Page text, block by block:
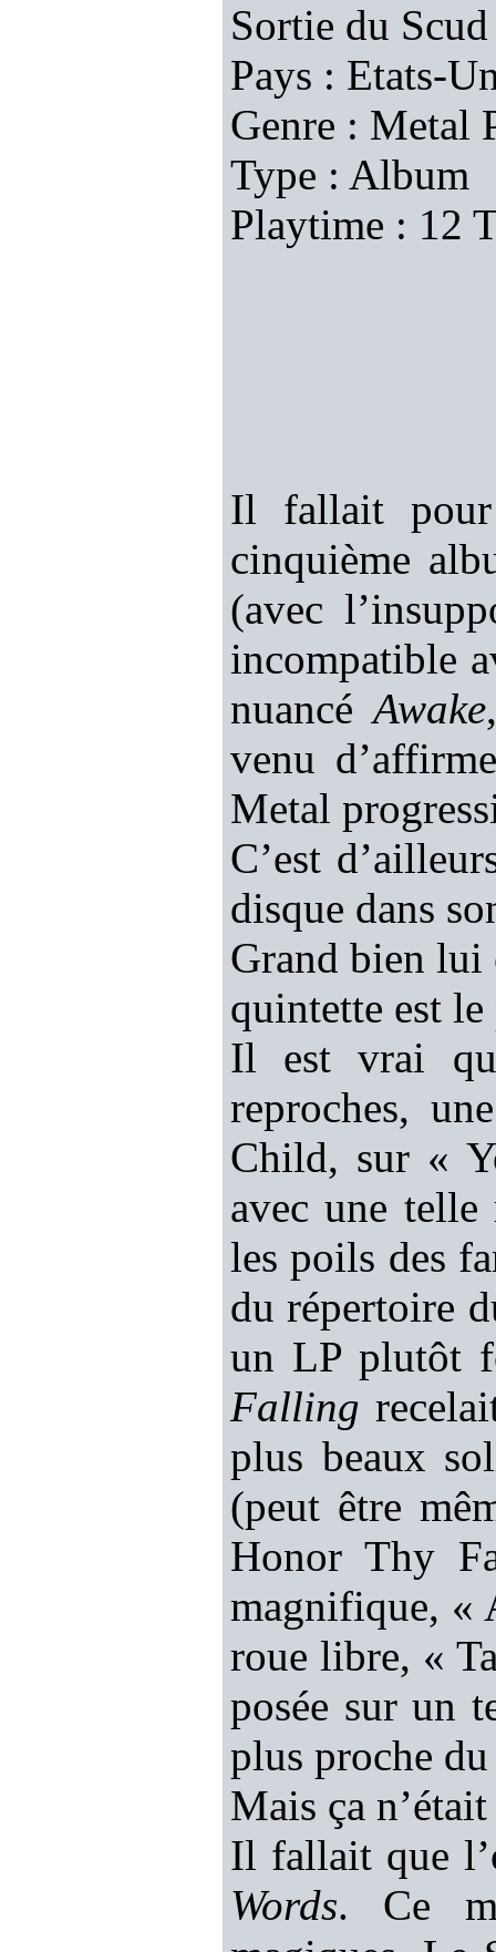
Sortie du
Pays : Etats-
Genre : Metal
Type : Album
Playtime : 12
Il fallait pour
cinquième
(avec
incompatible
nuancéAwake
venu
Metal
C’est
disque dans
Grand bien lui
quintette est
Il est vrai
reproches,
Child, sur «
avec une
les poils des
du répertoire
un LP plutôt
Falling
plus beaux
(peut être
Honor Thy
magnifique, «
roue libre, «
posée sur un
plus proche
Mais ça
Il fallait que
Words. Ce